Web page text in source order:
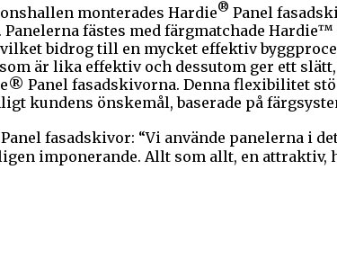
monterades Hardie® Panel
fästes med färgmatchade
bidrog till en mycket effektiv
är lika effektiv och dessutom ger ett
Panel fasadskivorna. Denna flexibilitet
önskemål, baserade på
Panel fasadskivor: “Vi använde panelerna i
imponerande. Allt som allt, en